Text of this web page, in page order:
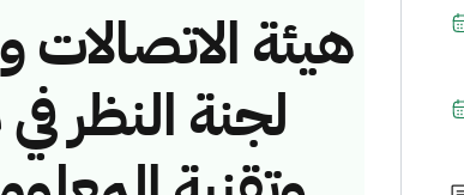
هيئة الاتصالات
لجنة النظر